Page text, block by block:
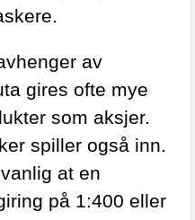
av
gires ofte mye
som aksjer.
spiller også inn.
at en
på 1:400 eller